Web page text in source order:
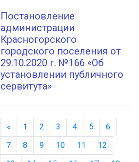
Постановление
администрации
Красногорского
городского поселения от
29.10.2020 г. №166 «Об
установлении публичного
сервитута»
« Назад
1 2 3 4 5
6
7
8 9 10 11
12